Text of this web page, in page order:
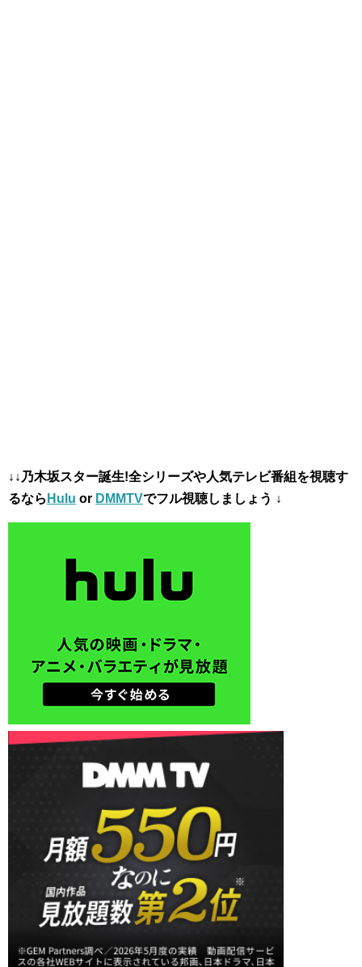
↓↓乃木坂スター誕生!全シリーズや人気テレビ番組を視聴す
るなら Hulu or DMMTVでフル視聴しましょう ↓